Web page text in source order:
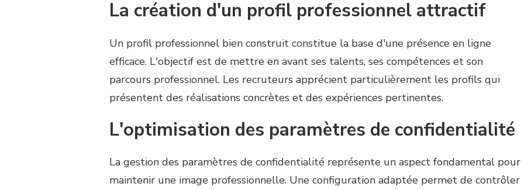
La création d'un profil professionnel attractif
Un profil professionnel bien construit constitue la base d'une présence en ligne
efficace. L'objectif est de mettre en avant ses talents, ses compétences et son
parcours professionnel. Les recruteurs apprécient particulièrement les profils qui
présentent des réalisations concrètes et des expériences pertinentes.
L'optimisation des paramètres de confidentialité
La gestion des paramètres de confidentialité représente un aspect fondamental pour
maintenir une image professionnelle. Une configuration adaptée permet de contrôler